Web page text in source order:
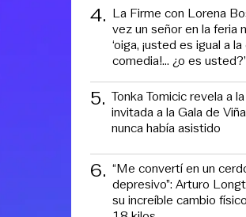
4. La Firme con Lorena
vez un señor en la feria
‘oiga, ¡usted es igual a
comedia!... ¿o es
5. Tonka Tomicic revela a
invitada a la Gala de
nunca había asistido
6. “Me convertí en un
depresivo”: Arturo
su increíble cambio